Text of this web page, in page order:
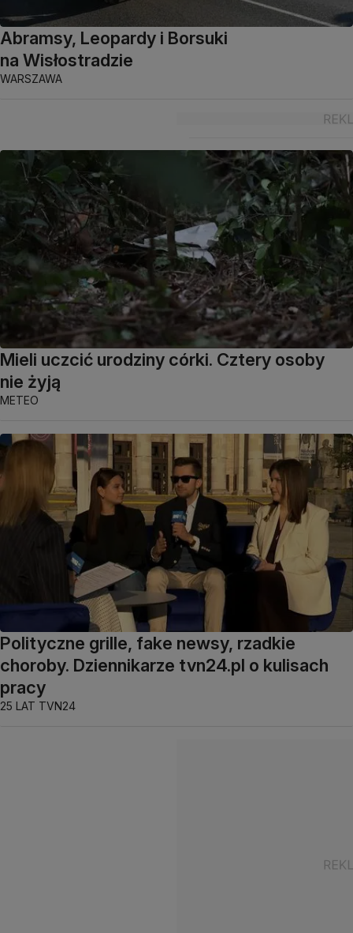
Abramsy, Leopardy i Borsuki
na Wisłostradzie
WARSZAWA
Mieli uczcić urodziny córki. Cztery osoby
nie żyją
METEO
Polityczne grille, fake newsy, rzadkie
choroby. Dziennikarze tvn24.pl o kulisach
pracy
25 LAT TVN24